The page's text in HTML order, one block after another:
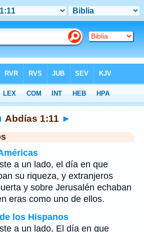
Abdías 1:11 ►
a un lado, el día en que
su riqueza, y extranjeros
y sobre Jerusalén echaban
eras como uno de ellos.
los Hispanos
a un lado, El día en que